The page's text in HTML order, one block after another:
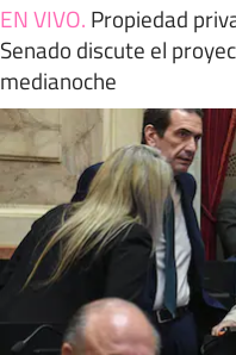
EN VIVO. Propiedad
Senado discute el
medianoche